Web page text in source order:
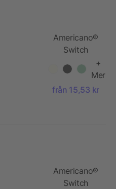
Americano®
Switch
Renew 200
ml med lock
+
Mer
från 15,53 kr
Americano®
Switch